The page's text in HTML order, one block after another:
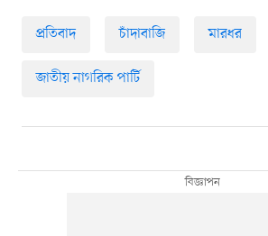
প্রতিবাদ চাঁদাবাজি মারধর
জাতীয় নাগরিক পার্টি